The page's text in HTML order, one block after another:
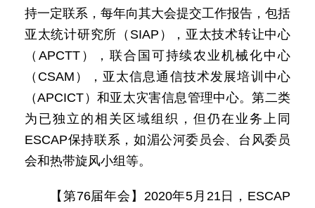
持一定联系，每年向其大会提交工作报告，包括
亚太统计研究所（SIAP），亚太技术转让中心
（APCTT），联合国可持续农业机械化中心
（CSAM），亚太信息通信技术发展培训中心
（APCICT）和亚太灾害信息管理中心。第二类
为已独立的相关区域组织，但仍在业务上同
ESCAP保持联系，如湄公河委员会、台风委员
会和热带旋风小组等。
【第76届年会】2020年5月21日，ESCAP